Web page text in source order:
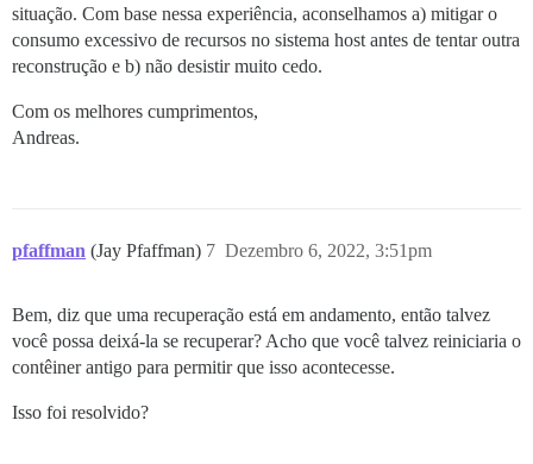
situação. Com base nessa experiência, aconselhamos a) mitigar o
consumo excessivo de recursos no sistema host antes de tentar outra
reconstrução e b) não desistir muito cedo.
Com os melhores cumprimentos,
Andreas.
pfaffman (Jay Pfaffman) Dezembro 6, 2022, 3:51pm
7
Bem, diz que uma recuperação está em andamento, então talvez
você possa deixá-la se recuperar? Acho que você talvez reiniciaria o
contêiner antigo para permitir que isso acontecesse.
Isso foi resolvido?